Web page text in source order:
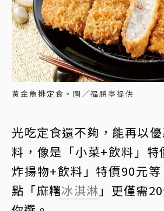
黃金魚排定食。圖／福勝亭提供
光吃定食還不夠，能再以
料，像是「小菜+飲料」特
炸揚物+飲料」特價90元
點「麻糬冰淇淋 」更僅需